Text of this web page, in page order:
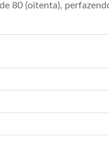
80 (oitenta),